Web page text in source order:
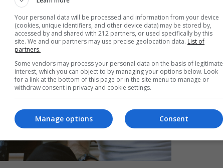
Your personal data will be processed and information from your device
(cookies, unique identifiers, and other device data) may be stored by,
accessed by and shared with 212 partners, or used specifically by this
site. We and our partners may use precise geolocation data. List of
partners.
Some vendors may process your personal data on the basis of legitimate
interest, which you can object to by managing your options below. Look
for a link at the bottom of this page or in the site menu to manage or
withdraw consent in privacy and cookie settings.
Consent
Manage options